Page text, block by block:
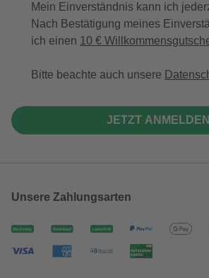
Mein Einverständnis kann ich
Nach Bestätigung meines
ich einen 10 €
Bitte beachte auch unsere
JETZT ANMELDEN
Unsere Zahlungsarten